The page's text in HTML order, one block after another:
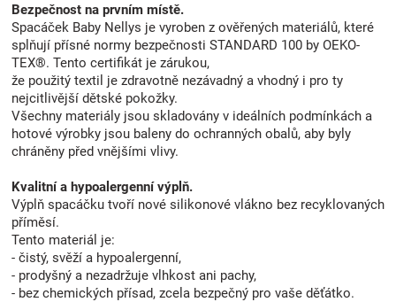
Bezpečnost na prvním místě.
Spacáček Baby Nellys je vyroben z ověřených materiálů, které
splňují přísné normy bezpečnosti STANDARD 100 by OEKO-
TEX®. Tento certifikát je zárukou,
že použitý textil je zdravotně nezávadný a vhodný i pro ty
nejcitlivější dětské pokožky.
Všechny materiály jsou skladovány v ideálních podmínkách a
hotové výrobky jsou baleny do ochranných obalů, aby byly
chráněny před vnějšími vlivy.
Kvalitní a hypoalergenní výplň.
Výplň spacáčku tvoří nové silikonové vlákno bez recyklovaných
příměsí.
Tento materiál je:
- čistý, svěží a hypoalergenní,
- prodyšný a nezadržuje vlhkost ani pachy,
- bez chemických přísad, zcela bezpečný pro vaše děťátko.